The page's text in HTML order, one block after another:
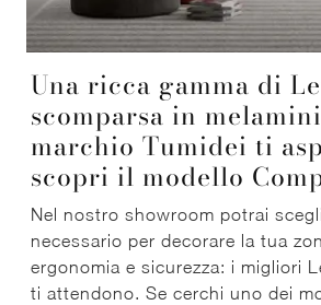
Una ricca gamma di
scomparsa in
marchio Tumidei ti
scopri il modello
Nel nostro showroom potrai
necessario per decorare la tua
ergonomia e sicurezza: i migliori
ti attendono. Se cerchi uno dei